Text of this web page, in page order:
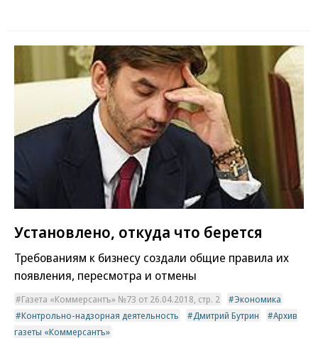
Установлено, откуда что берется
Требованиям к бизнесу создали общие правила их
появления, пересмотра и отмены
Газета «Коммерсантъ» №73 от 26.04.2018, стр. 2
Экономика
Контрольно-надзорная деятельность
Дмитрий Бутрин
Архив
газеты «Коммерсантъ»